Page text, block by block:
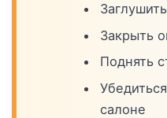
Закрыть
Поднять
салоне